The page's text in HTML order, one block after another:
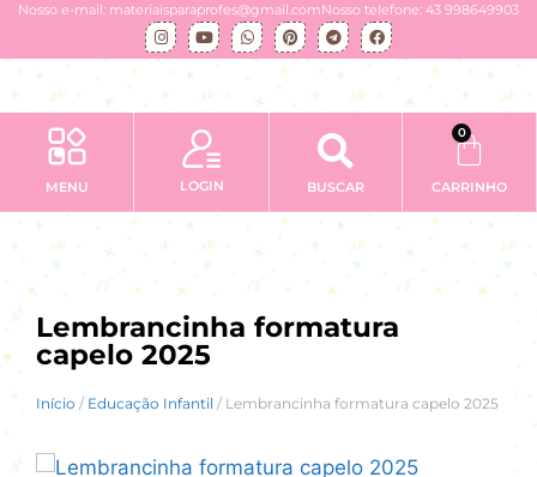
Nosso e-mail: materiaisparaprofes@gmail.comNosso telefone: 43 998649903
MENU LOGIN BUSCAR
0
CARRINHO
Lembrancinha formatura
capelo 2025
Início / Educação Infantil / Lembrancinha formatura capelo 2025